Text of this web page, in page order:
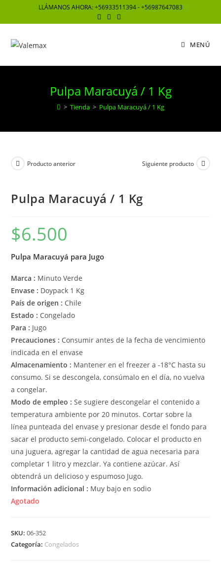
LLÁMANOS AHORA: +56933511394 - +56987647083
MENÚ
Pulpa Maracuyá / 1 Kg
> Tienda > Pulpa Maracuyá / 1 Kg
Producto anterior Siguiente producto
Pulpa Maracuyá / 1 Kg
$6.500
Pulpa Maracuyá para Jugo
Marca : Minuto Verde
Envase : Doypack 1 Kg
País de origen : Chile
Estado : Congelado
Para : Jugo
Precauciones : Consumir antes de la fecha de vencimiento
indicada en el envase
Almacenamiento : Mantener en el freezer a -18°C hasta su
consumo. Si se descongela, consúmalo en el día, no vuelva
a congelar.
Modo de empleo :Se sugiere descongelar el contenido a
temperatura ambiente por 20 minutos. Cortar sobre la
línea punteada del envase y presionar desde el fondo para
sacar el producto semi-congelado. Colocar el producto en
una juguera, agregar la cantidad de agua necesaria para
completar 1 litro y mezclar. Ya contiene azúcar. Así
obtendrá un delicioso y espumoso Jugo.
Información adicional : Muy bajo en sodio
Agotado
SKU:06-352
Categoría: Congelados